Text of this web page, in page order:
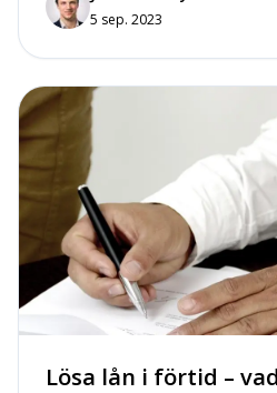
5 sep. 2023
Lösa lån i förtid –